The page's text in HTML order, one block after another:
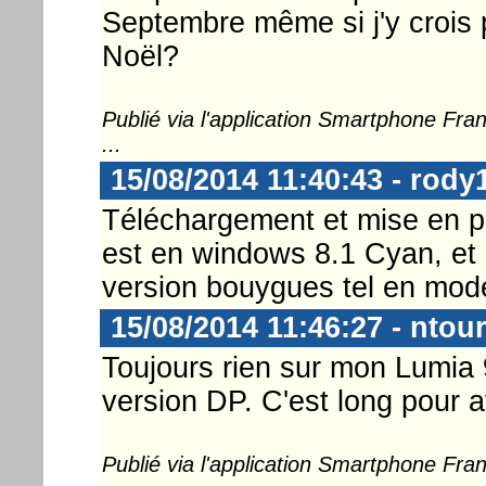
Septembre même si j'y
Noël?
Publié via l'application Smartphone
...
15/08/2014 11:40:43 -
Téléchargement et mise en
est en windows 8.1 Cyan,
version bouygues tel en
15/08/2014 11:46:27 -
Toujours rien sur mon
version DP. C'est long pour
Publié via l'application Smartphone